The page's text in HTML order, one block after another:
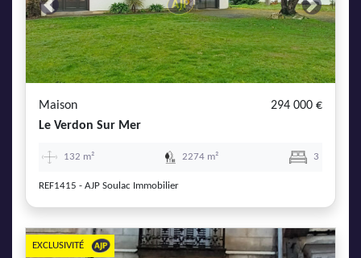
Previous Next
Maison
294 000 €
Le Verdon Sur Mer
132 m² 2274 m² 3
REF1415 - AJP Soulac Immobilier
EXCLUSIVITÉ